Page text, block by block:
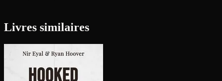
Livres similaires